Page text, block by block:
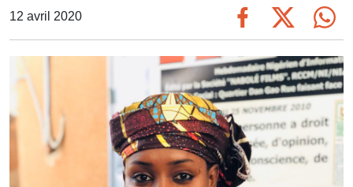
12 avril 2020